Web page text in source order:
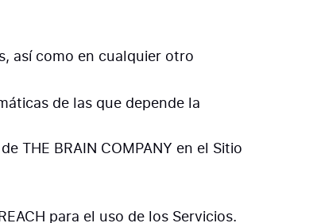
así como en cualquier otro
de las que depende la
THE BRAIN COMPANY en el Sitio
para el uso de los Servicios.